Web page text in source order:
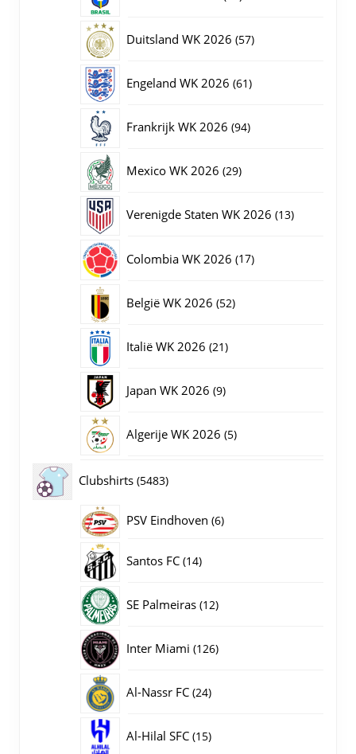
Duitsland WK 2026 5757
Engeland WK 2026 6161
Frankrijk WK 2026 9494
Mexico WK 2026 2929
Verenigde Staten WK 2026 1313
Colombia WK 2026 1717
België WK 2026 5252
Italië WK 2026 2121
Japan WK 2026 99
Algerije WK 2026 55
Clubshirts 54835483
producten
PSV Eindhoven 66
Santos FC 1414
SE Palmeiras 1212
Inter Miami 126126
Al-Nassr FC 2424
Al-Hilal SFC 1515